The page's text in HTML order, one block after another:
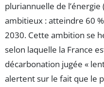
pluriannuelle de l’énergie
ambitieux : atteindre 60
2030. Cette ambition se
selon laquelle la France
décarbonation jugée «
alertent sur le fait que le